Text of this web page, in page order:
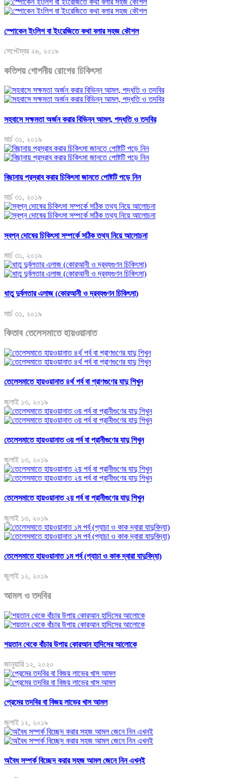
স্পোকেন ইংলিশ বা ইংরেজিতে কথা বলার সহজ কৌশল
সেপ্টেম্বর ২৬, ২০১৯
কতিপয় গোপনীয় রোগের চিকিৎসা
সহবাসে সক্ষমতা অর্জন করার বিভিন্ন আমল, পদ্ধতি ও তদবির
মার্চ ৩১, ২০১৯
বিছানায় প্রস্রাব করার চিকিৎসা জানতে পোষ্টটি পড়ে নিন
মার্চ ৩১, ২০১৯
স্বপ্ন দোষের চিকিৎসা সম্পর্কে সঠিক তথ্য নিয়ে আলোচনা
মার্চ ৩১, ২০১৯
ধাতু দুর্বলতার এলাজ (কোরআনী ও দ্রব্যগুণন চিকিৎসা)
মার্চ ৩১, ২০১৯
কিতাব তেলেসমাতে হায়ওয়ানাত
তেলেসমাতে হায়ওয়ানাত ৪র্থ পর্ব বা প্রাণগুণের যাদু শিখুন
জুলাই ১৩, ২০১৯
তেলেসমাতে হায়ওয়ানাত ৩য় পর্ব বা প্রানীগুণের যাদু শিখুন
জুলাই ১৩, ২০১৯
তেলেসমাতে হায়ওয়ানাত ২য় পর্ব বা প্রানীগুণের যাদু শিখুন
জুলাই ১৩, ২০১৯
তেলেসমাতে হায়ওয়ানাত ১ম পর্ব (প্যাচা ও কাক দ্বারা যাদুবিদ্যা)
জুলাই ১২, ২০১৯
আমল ও তদবির
শয়তান থেকে বাঁচার উপায় কোরআন হাদিসের আলোকে
জানুয়ারি ১২, ২০২০
প্রেমের তদবির বা বিজয় লাভের খাস আমল
জুলাই ১২, ২০১৯
অবৈধ সম্পর্ক বিচ্ছেদ করার সহজ আমল জেনে নিন এখনই